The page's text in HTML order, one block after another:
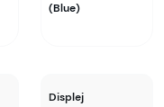
(Blue)
Displej